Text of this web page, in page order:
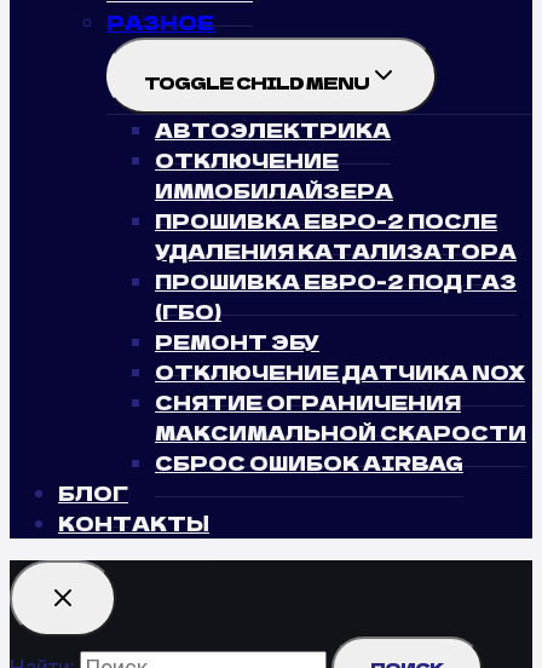
РАЗНОЕ
TOGGLE CHILD MENU
АВТОЭЛЕКТРИКА
ОТКЛЮЧЕНИЕ
ИММОБИЛАЙЗЕРА
ПРОШИВКА ЕВРО-2 ПОСЛЕ
УДАЛЕНИЯ КАТАЛИЗАТОРА
ПРОШИВКА ЕВРО-2 ПОД ГАЗ
(ГБО)
РЕМОНТ ЭБУ
ОТКЛЮЧЕНИЕ ДАТЧИКА NOX
СНЯТИЕ ОГРАНИЧЕНИЯ
МАКСИМАЛЬНОЙ СКАРОСТИ
СБРОС ОШИБОК AIRBAG
БЛОГ
КОНТАКТЫ